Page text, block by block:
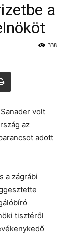
a
338
volt
az
adott
a zágrábi
tisztéről